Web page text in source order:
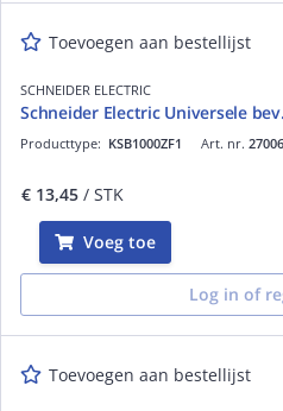
Toevoegen aan bestellijst
SCHNEIDER ELECTRIC
Schneider Electric Universele
Art. nr.
Producttype: KSB1000ZF1
€ 13,45 / STK
Voeg toe
Log in of
Toevoegen aan bestellijst